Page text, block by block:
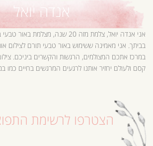
אנדה יואל
אני אנדה יואל, צלמת מזה 20 שנה,
בביתך. אני מאמינה ששימוש באור טבעי תורם לצילום
במרכז אתכם המצולמים, הרגשות והקשרים ביניכם.
קסם ולעולם יחזיר אותנו לרגעים המרגשים בחיים כמו
הצטרפו לרשימת